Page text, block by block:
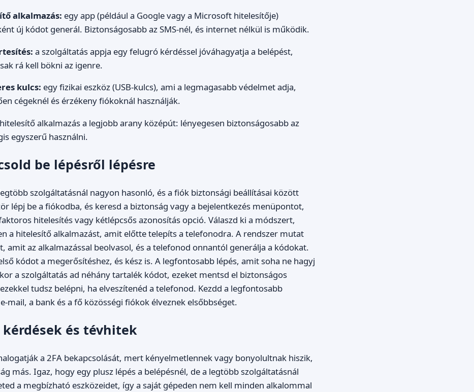
alkalmazás: egy app (például a Google vagy a Microsoft hitelesítője)
új kódot generál. Biztonságosabb az SMS-nél, és internet nélkül is működik.
a szolgáltatás appja egy felugró kérdéssel jóváhagyatja a belépést,
rá kell bökni az igenre.
kulcs: egy fizikai eszköz (USB-kulcs), ami a legmagasabb védelmet adja,
cégeknél és érzékeny fiókoknál használják.
alkalmazás a legjobb arany középút: lényegesen biztonságosabb az
egyszerű használni.
be lépésről lépésre
szolgáltatásnál nagyon hasonló, és a fiók biztonsági beállításai között
lépj be a fiókodba, és keresd a biztonság vagy a bejelentkezés menüpontot,
hitelesítés vagy kétlépcsős azonosítás opció. Válaszd ki a módszert,
a hitelesítő alkalmazást, amit előtte telepíts a telefonodra. A rendszer mutat
amit az alkalmazással beolvasol, és a telefonod onnantól generálja a kódokat.
kódot a megerősítéshez, és kész is. A legfontosabb lépés, amit soha ne hagyj
a szolgáltatás ad néhány tartalék kódot, ezeket mentsd el biztonságos
tudsz belépni, ha elveszítenéd a telefonod. Kezdd a legfontosabb
mail, a bank és a fő közösségi fiókok élveznek elsőbbséget.
kérdések és tévhitek
a 2FA bekapcsolását, mert kényelmetlennek vagy bonyolultnak hiszik,
más. Igaz, hogy egy plusz lépés a belépésnél, de a legtöbb szolgáltatásnál
a megbízható eszközeidet, így a saját gépeden nem kell minden alkalommal